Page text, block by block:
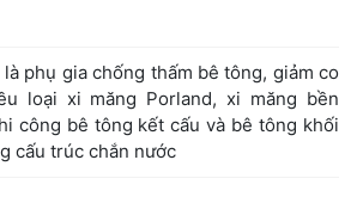
là phụ gia chống thấm bê tông, giảm co
loại xi măng Porland, xi măng bền
công bê tông kết cấu và bê tông khối
cấu trúc chắn nước